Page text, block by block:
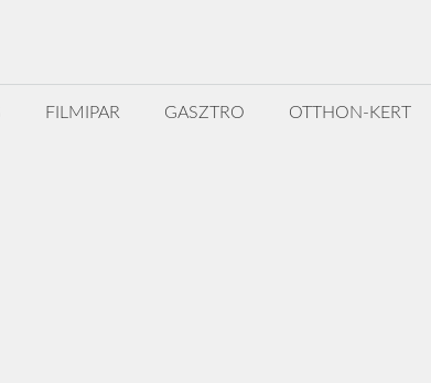
FILMIPAR GASZTRO OTTHON-KERT